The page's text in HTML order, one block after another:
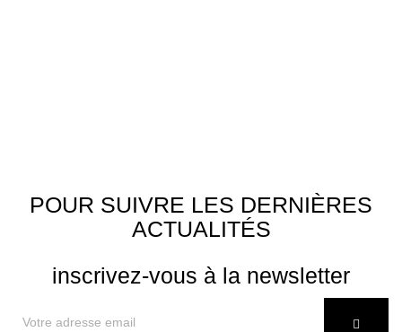
POUR SUIVRE LES DERNIÈRES
ACTUALITÉS
inscrivez-vous à la newsletter